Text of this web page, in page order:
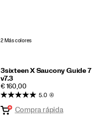
Lista de deseos
2 Más colores
3sixteen X Saucony Guide 7
v7.3
PRICE
€ 160,00
5.0 (4)
Compra rápida